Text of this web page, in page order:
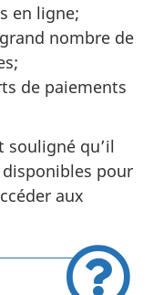
en ligne;
nombre de
de paiements
souligné qu’il
pour
aux